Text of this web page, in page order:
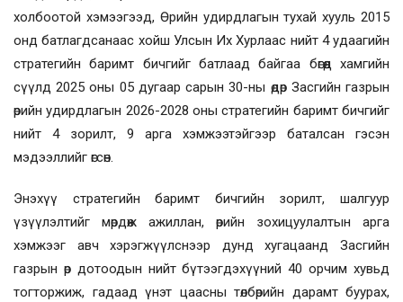
холбоотой хэмээгээд, Өрийн удирдлагын тухай хууль 2015
онд батлагдсанаас хойш Улсын Их Хурлаас нийт 4 удаагийн
стратегийн баримт бичгийг батлаад байгаа бөгөөд хамгийн
сүүлд 2025 оны 05 дугаар сарын 30-ны өдөр Засгийн газрын
өрийн удирдлагын 2026-2028 оны стратегийн баримт бичгийг
нийт 4 зорилт, 9 арга хэмжээтэйгээр баталсан гэсэн
мэдээллийг өгсөн.
Энэхүү стратегийн баримт бичгийн зорилт, шалгуур
үзүүлэлтийг мөрдөж ажиллан, өрийн зохицуулалтын арга
хэмжээг авч хэрэгжүүлснээр дунд хугацаанд Засгийн
газрын өр дотоодын нийт бүтээгдэхүүний 40 орчим хувьд
тогторжиж, гадаад үнэт цаасны төлбөрийн дарамт буурах,